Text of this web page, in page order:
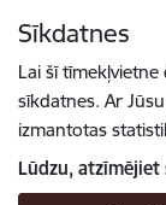
Sīkdatnes
Lai šī
sīkdatnes. Ar
izmantotas
Lūdzu, atzīmējiet